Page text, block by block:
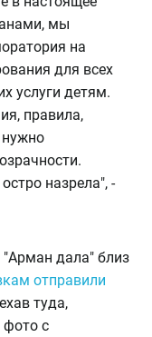
мы
на
для всех
услуги детям.
правила,
нужно
назрела", -
"Арман дала" близ
отправили
туда,
фото с